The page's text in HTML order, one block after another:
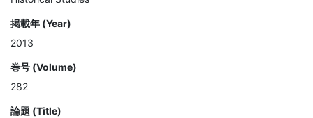
掲載年 (Year)
2013
巻号 (Volume)
282
論題 (Title)